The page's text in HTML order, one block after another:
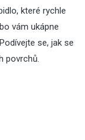
které rychle
vám ukápne
se, jak se
povrchů.